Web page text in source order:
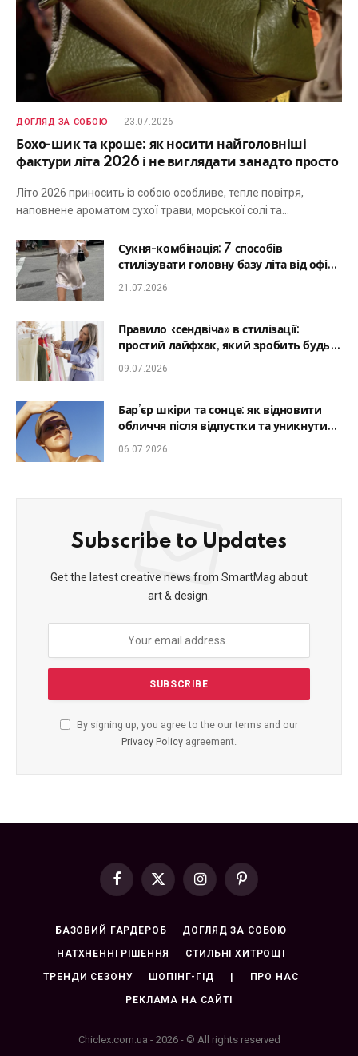
ДОГЛЯД ЗА СОБОЮ 23.07.2026
Бохо-шик та кроше: як носити найголовніші
фактури літа 2026 і не виглядати занадто просто
Літо 2026 приносить із собою особливе, тепле повітря,
наповнене ароматом сухої трави, морської солі та…
Сукня-комбінація: 7 способів
стилізувати головну базу літа від офісу
до романтичної вечері
21.07.2026
Правило «сендвіча» в стилізації:
простий лайфхак, який зробить будь-
який образ гармонійним
09.07.2026
Бар’єр шкіри та сонце: як відновити
обличчя після відпустки та уникнути
фотостаріння
06.07.2026
Subscribe to Updates
Get the latest creative news from SmartMag about
art & design.
By signing up, you agree to the our terms and our
Privacy Policy agreement.
Facebook
X
InstagramPinterest
БАЗОВИЙ ГАРДЕРОБ ДОГЛЯД ЗА СОБОЮ
НАТХНЕННІ РІШЕННЯ СТИЛЬНІ ХИТРОЩІ
ТРЕНДИ СЕЗОНУ ШОПІНГ-ГІД | ПРО НАС
РЕКЛАМА НА САЙТІ
Chiclex.com.ua - 2026 - © All rights reserved